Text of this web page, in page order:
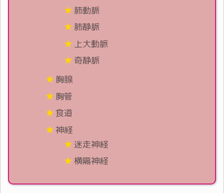
肺動脈
肺静脈
上大動脈
奇静脈
胸腺
胸管
食道
神経
迷走神経
横隔神経